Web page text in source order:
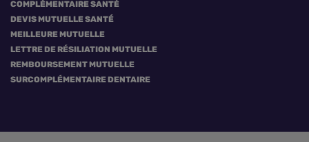
COMPLÉMENTAIRE SANTÉ
DEVIS MUTUELLE SANTÉ
MEILLEURE MUTUELLE
LETTRE DE RÉSILIATION MUTUELLE
REMBOURSEMENT MUTUELLE
SURCOMPLÉMENTAIRE DENTAIRE